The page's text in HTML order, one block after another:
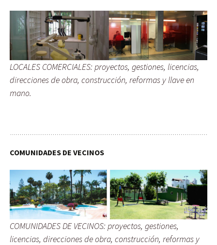
LOCALES COMERCIALES: proyectos, gestiones, licencias,
direcciones de obra, construcción, reformas y llave en
mano.
COMUNIDADES DE VECINOS
COMUNIDADES DE VECINOS: proyectos, gestiones,
licencias, direcciones de obra, construcción, reformas y